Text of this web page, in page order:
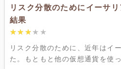
リスク分散のためにイーサ
結果
★★★★★
★★★★★
リスク分散のために、近年はイ
た。もともと他の仮想通貨を使